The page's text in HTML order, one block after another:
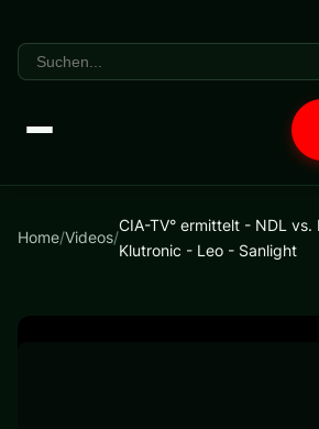
Home/Videos/
CIA-TV° ermittelt - NDL vs.
Klutronic - Leo - Sanlight